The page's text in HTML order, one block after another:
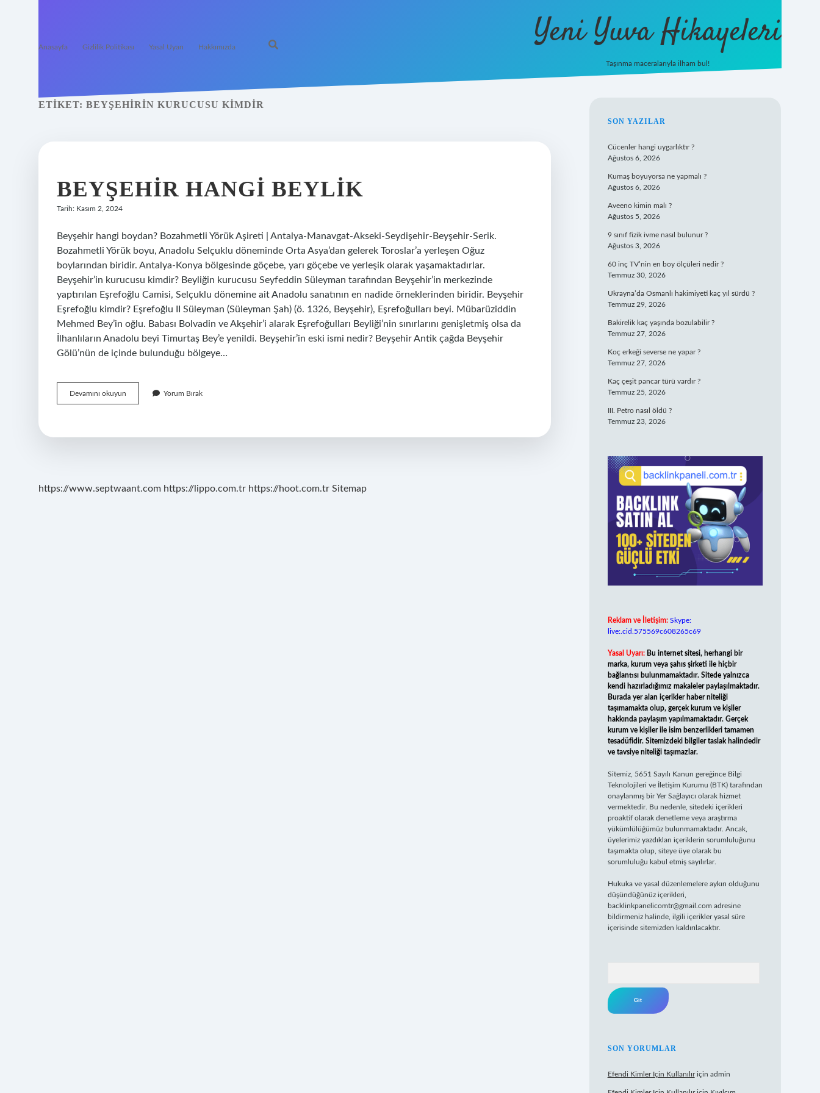
Anasayfa Gizlilik Politikası Yasal Uyarı Hakkımızda Yeni Yuva Hikayeleri
Taşınma maceralarıyla ilham bul!
ETIKET: BEYŞEHIRIN KURUCUSU KIMDIR
BEYŞEHIR HANGI BEYLIK
Tarih: Kasım 2, 2024
Beyşehir hangi boydan? Bozahmetli Yörük Aşireti | Antalya-Manavgat-Akseki-Seydişehir-Beyşehir-Serik.
Bozahmetli Yörük boyu, Anadolu Selçuklu döneminde Orta Asya’dan gelerek Toroslar’a yerleşen Oğuz
boylarından biridir. Antalya-Konya bölgesinde göçebe, yarı göçebe ve yerleşik olarak yaşamaktadırlar.
Beyşehir’in kurucusu kimdir? Beyliğin kurucusu Seyfeddin Süleyman tarafından Beyşehir’in merkezinde
yaptırılan Eşrefoğlu Camisi, Selçuklu dönemine ait Anadolu sanatının en nadide örneklerinden biridir. Beyşehir
Eşrefoğlu kimdir? Eşrefoğlu II Süleyman (Süleyman Şah) (ö. 1326, Beyşehir), Eşrefoğulları beyi. Mübarüziddin
Mehmed Bey’in oğlu. Babası Bolvadin ve Akşehir’i alarak Eşrefoğulları Beyliği’nin sınırlarını genişletmiş olsa da
İlhanlıların Anadolu beyi Timurtaş Bey’e yenildi. Beyşehir’in eski ismi nedir? Beyşehir Antik çağda Beyşehir
Gölü’nün de içinde bulunduğu bölgeye…
Devamını okuyun Beyşehir
Hangi
Yorum Bırak
https://www.septwaant.com https://lippo.com.tr https://hoot.com.tr Sitemap
SIDEBAR
SON YAZILAR
Cücenler hangi uygarlıktır ?
Ağustos 6, 2026
Kumaş boyuyorsa ne yapmalı ?
Ağustos 6, 2026
Aveeno kimin malı ?
Ağustos 5, 2026
9 sınıf fizik ivme nasıl bulunur ?
Ağustos 3, 2026
60 inç TV’nin en boy ölçüleri nedir ?
Temmuz 30, 2026
Ukrayna’da Osmanlı hakimiyeti kaç yıl sürdü ?
Temmuz 29, 2026
Bakirelik kaç yaşında bozulabilir ?
Temmuz 27, 2026
Koç erkeği severse ne yapar ?
Temmuz 27, 2026
Kaç çeşit pancar türü vardır ?
Temmuz 25, 2026
III. Petro nasıl öldü ?
Temmuz 23, 2026
Reklam ve İletişim: Skype:
live:.cid.575569c608265c69
Yasal Uyarı: Bu internet sitesi, herhangi bir
marka, kurum veya şahıs şirketi ile hiçbir
bağlantısı bulunmamaktadır. Sitede yalnızca
kendi hazırladığımız makaleler paylaşılmaktadır.
Burada yer alan içerikler haber niteliği
taşımamakta olup, gerçek kurum ve kişiler
hakkında paylaşım yapılmamaktadır. Gerçek
kurum ve kişiler ile isim benzerlikleri tamamen
tesadüfidir. Sitemizdeki bilgiler taslak halindedir
ve tavsiye niteliği taşımazlar.
Sitemiz, 5651 Sayılı Kanun gereğince Bilgi
Teknolojileri ve İletişim Kurumu (BTK) tarafından
onaylanmış bir Yer Sağlayıcı olarak hizmet
vermektedir. Bu nedenle, sitedeki içerikleri
proaktif olarak denetleme veya araştırma
yükümlülüğümüz bulunmamaktadır. Ancak,
üyelerimiz yazdıkları içeriklerin sorumluluğunu
taşımakta olup, siteye üye olarak bu
sorumluluğu kabul etmiş sayılırlar.
Hukuka ve yasal düzenlemelere aykırı olduğunu
düşündüğünüz içerikleri,
backlinkpanelicomtr@gmail.com adresine
bildirmeniz halinde, ilgili içerikler yasal süre
içerisinde sitemizden kaldırılacaktır.
SON YORUMLAR
Efendi Kimler Için Kullanılıriçin admin